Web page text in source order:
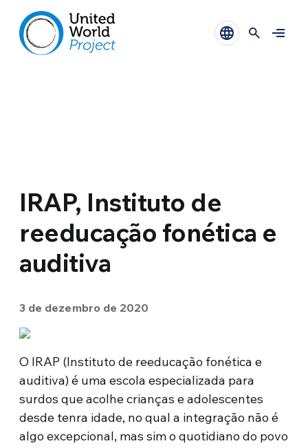
IRAP, Instituto de
reeducação fonética e
auditiva
3 de dezembro de 2020
O IRAP (Instituto de reeducação fonética e
auditiva) é uma escola especializada para
surdos que acolhe crianças e adolescentes
desde tenra idade, no qual a integração não é
algo excepcional, mas sim o quotidiano do povo